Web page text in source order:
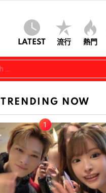
LATEST 流行 熱門
TRENDING NOW